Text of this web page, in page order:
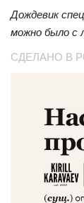
Дождевик
можно было с
СДЕЛАНО В